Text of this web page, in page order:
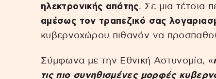
ηλεκτρονικής απάτης. Σε μια τέτοια
αμέσως τον τραπεζικό σας
κυβερνοχώρου πιθανόν να
Σύμφωνα με την Εθνική Αστυνομία, «
τις πιο συνηθισμένες μορφές